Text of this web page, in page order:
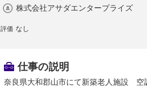
株式会社アサダエンタープライズ
評価 なし
仕事の説明
奈良県大和郡山市にて新築老人施設 空